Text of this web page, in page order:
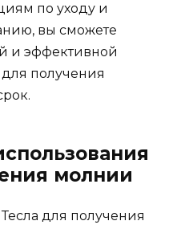
по уходу и
вы сможете
и эффективной
для получения
молнии
для получения